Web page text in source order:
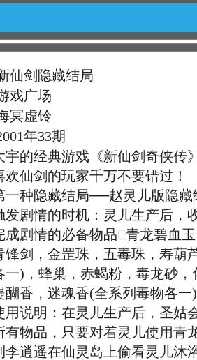
仙剑隐藏结局
戏广场
冥虚铃
年33期
经典游戏《新仙剑奇侠传》
欢仙剑的玩家千万不要错过！
隐藏结局──赵灵儿版隐藏
情的时机：灵儿生产后，收
情的必备物品青龙碧血玉
锋剑，金罡珠，五毒珠，寿葫
一)，蜂巢，赤蝎粉，毒龙砂
醐香，迷魂香(全系列毒物各一)
明：在灵儿生产后，圣姑会
有物品，只要对着灵儿使用青
李逍遥在仙灵岛上偷看灵儿沐